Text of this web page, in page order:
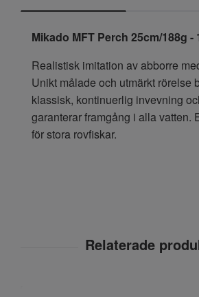
Mikado MFT Perch 25cm/188g -
Realistisk imitation av abborre
Unikt målade och utmärkt rörelse
klassisk, kontinuerlig invevning
garanterar framgång i alla vatten.
för stora rovfiskar.